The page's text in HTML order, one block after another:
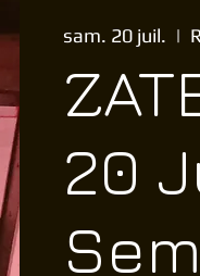
sam. 20 juil.
  |
20